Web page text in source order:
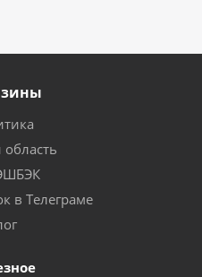
в Телеграме